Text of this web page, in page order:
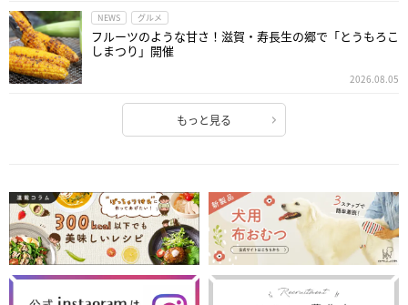
NEWS グルメ
フルーツのような甘さ！滋賀・寿長生の郷で「とうもろこ
しまつり」開催
2026.08.05
もっと見る